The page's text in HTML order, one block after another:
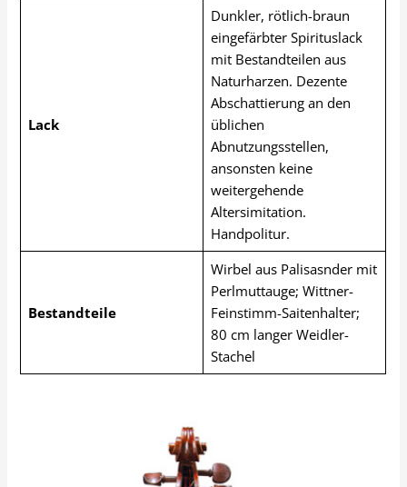
Lack
Dunkler, rötlich-braun
eingefärbter Spirituslack
mit Bestandteilen aus
Naturharzen. Dezente
Abschattierung an den
üblichen
Abnutzungsstellen,
ansonsten keine
weitergehende
Altersimitation.
Handpolitur.
Bestandteile
Wirbel aus Palisasnder mit
Perlmuttauge; Wittner-
Feinstimm-Saitenhalter;
80 cm langer Weidler-
Stachel